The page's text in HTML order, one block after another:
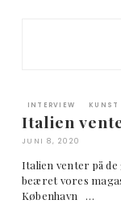
INTERVIEW KUNST
Italien
JUNI 8, 2020
Italien venter på
beæret vores
København …